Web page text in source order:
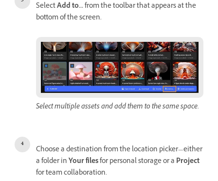
SelectAdd to...from the toolbar that appears at the
bottom of the screen.
Select multiple assets and add them to the same space.
Choose a destination from the location picker—either
a folder inYour filesfor personal storage or a Project
for team collaboration.